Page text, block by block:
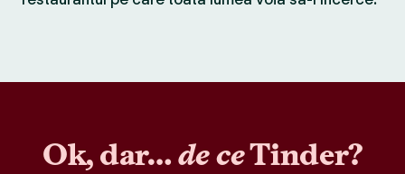
Ok, dar…de ceTinder?